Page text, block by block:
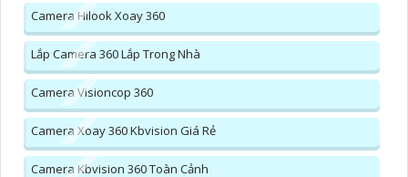
Camera Hilook Xoay 360
Lắp Camera 360 Lắp Trong Nhà
Camera Visioncop 360
Camera Xoay 360 Kbvision Giá Rẻ
Camera Kbvision 360 Toàn Cảnh